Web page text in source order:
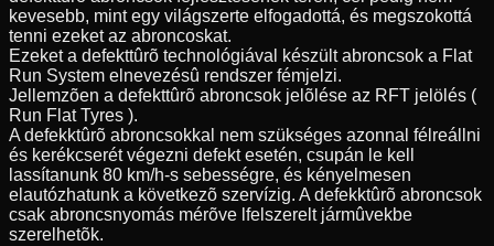
kevesebb, mint egy világszerte elfogadottá, és megszokottá
tenni ezeket az abroncoskat.
Ezeket a defekttûrõ technológiával készült abroncsok a Flat
Run System elnevezésû rendszer fémjelzi.
Jellemzõen a defekttûrõ abroncsok jelõlése az RFT jelölés (
Run Flat Tyres ).
A defekktûrõ abroncsokkal nem szükséges azonnal félreállni
és kerékcserét végezni defekt esetén, csupán le kell
lassítanunk 80 km/h-s sebességre, és kényelmesen
elautózhatunk a következõ szervízig. A defekktûrõ abroncsok
csak abroncsnyomás mérõve lfelszerelt jármûvekbe
szerelhetõk.